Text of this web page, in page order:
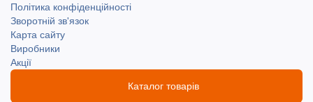
Політика конфіденційності
Зворотній зв'язок
Карта сайту
Виробники
Акції
Каталог товарів